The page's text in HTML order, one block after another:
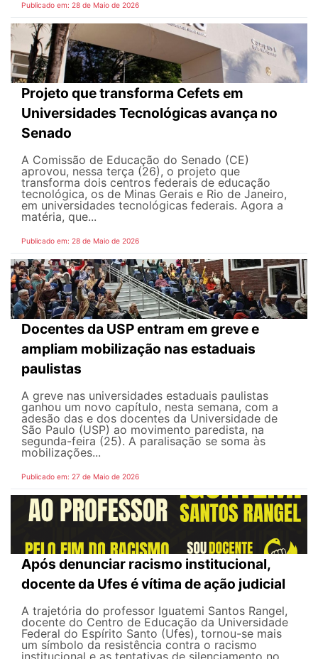
Publicado em: 28 de Maio de 2026
Projeto que transforma Cefets em
Universidades Tecnológicas avança no
Senado
A Comissão de Educação do Senado (CE)
aprovou, nessa terça (26), o projeto que
transforma dois centros federais de educação
tecnológica, os de Minas Gerais e Rio de Janeiro,
em universidades tecnológicas federais. Agora a
matéria, que...
Publicado em: 28 de Maio de 2026
Docentes da USP entram em greve e
ampliam mobilização nas estaduais
paulistas
A greve nas universidades estaduais paulistas
ganhou um novo capítulo, nesta semana, com a
adesão das e dos docentes da Universidade de
São Paulo (USP) ao movimento paredista, na
segunda-feira (25). A paralisação se soma às
mobilizações...
Publicado em: 27 de Maio de 2026
Após denunciar racismo institucional,
docente da Ufes é vítima de ação judicial
A trajetória do professor Iguatemi Santos Rangel,
docente do Centro de Educação da Universidade
Federal do Espírito Santo (Ufes), tornou-se mais
um símbolo da resistência contra o racismo